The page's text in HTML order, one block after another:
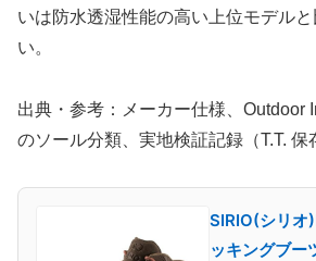
いは防水透湿性能の高い上位モデル
い。
出典・参考：メーカー仕様、Outdoor
のソール分類、実地検証記録（T.T. 保
SIRIO(シリオ
ッキングブー